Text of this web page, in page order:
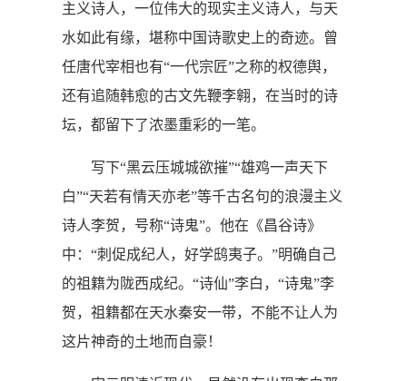
主义诗人，一位伟大的现实主义诗人，与天
水如此有缘，堪称中国诗歌史上的奇迹。曾
任唐代宰相也有“一代宗匠”之称的权德舆，
还有追随韩愈的古文先鞭李翱，在当时的诗
坛，都留下了浓墨重彩的一笔。
写下“黑云压城城欲摧”“雄鸡一声天下
白”“天若有情天亦老”等千古名句的浪漫主义
诗人李贺，号称“诗鬼”。他在《昌谷诗》
中：“刺促成纪人，好学鸱夷子。”明确自己
的祖籍为陇西成纪。“诗仙”李白，“诗鬼”李
贺，祖籍都在天水秦安一带，不能不让人为
这片神奇的土地而自豪！